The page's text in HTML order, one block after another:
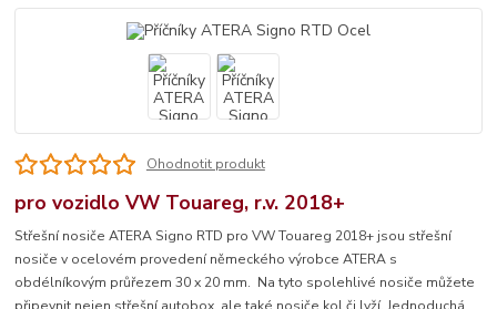
Ohodnotit produkt
pro vozidlo VW Touareg, r.v. 2018+
Střešní nosiče ATERA Signo RTD pro VW Touareg 2018+ jsou střešní
nosiče v ocelovém provedení německého výrobce ATERA s
obdélníkovým průřezem 30 x 20 mm. Na tyto spolehlivé nosiče můžete